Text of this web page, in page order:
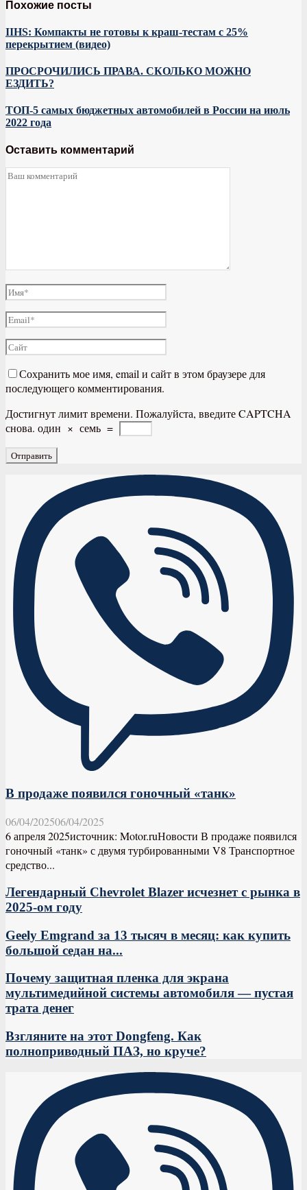
Похожие посты
IIHS: Компакты не готовы к краш-тестам с 25%
перекрытием (видео)
ПРОСРОЧИЛИСЬ ПРАВА. СКОЛЬКО МОЖНО
ЕЗДИТЬ?
ТОП-5 самых бюджетных автомобилей в России на июль
2022 года
Оставить комментарий
Сохранить мое имя, email и сайт в этом браузере для
последующего комментирования.
Достигнут лимит времени. Пожалуйста, введите CAPTCHA
снова. один × семь =
В продаже появился гоночный «танк»
06/04/202506/04/2025
6 апреля 2025источник: Motor.ruНовости В продаже появился
гоночный «танк» с двумя турбированными V8 Транспортное
средство...
Легендарный Chevrolet Blazer исчезнет с рынка в
2025-ом году
Geely Emgrand за 13 тысяч в месяц: как купить
большой седан на...
Почему защитная пленка для экрана
мультимедийной системы автомобиля — пустая
трата денег
Взгляните на этот Dongfeng. Как
полноприводный ПАЗ, но круче?